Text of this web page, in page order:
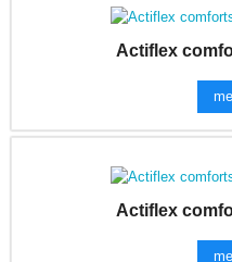
Actiflex
Actiflex